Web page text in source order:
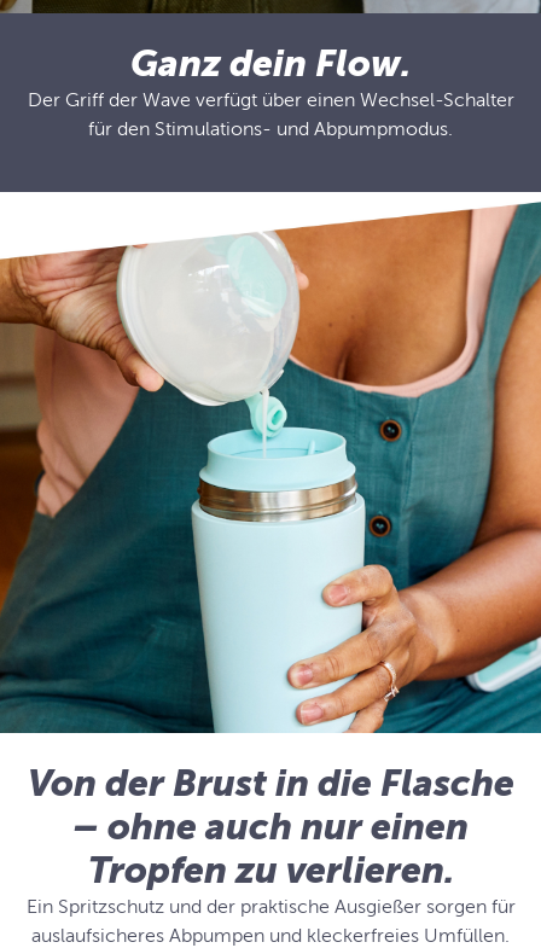
Ganz dein Flow.
Der Griff der Wave verfügt über einen Wechsel-Schalter
für den Stimulations- und Abpumpmodus.
Von der Brust in die Flasche
– ohne auch nur einen
Tropfen zu verlieren.
Ein Spritzschutz und der praktische Ausgießer sorgen für
auslaufsicheres Abpumpen und kleckerfreies Umfüllen.